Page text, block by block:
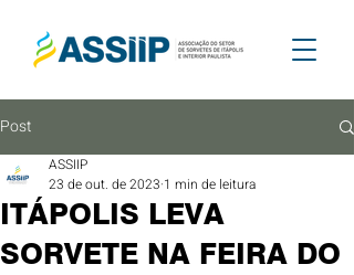
Post
ITÁPOLIS LEVA
SORVETE NA FEIRA DO
ASSIIP
23 de out. de 2023 1 min de leitura